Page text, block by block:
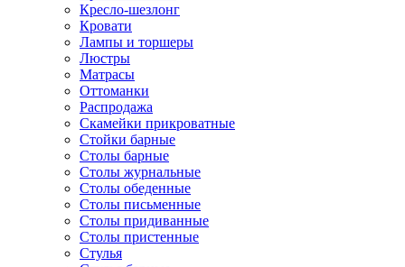
Кресло-шезлонг
Кровати
Лампы и торшеры
Люстры
Матрасы
Оттоманки
Распродажа
Скамейки прикроватные
Стойки барные
Столы барные
Столы журнальные
Столы обеденные
Столы письменные
Столы придиванные
Столы пристенные
Стулья